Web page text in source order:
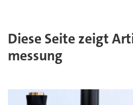
Diese Seite zeigt
messung